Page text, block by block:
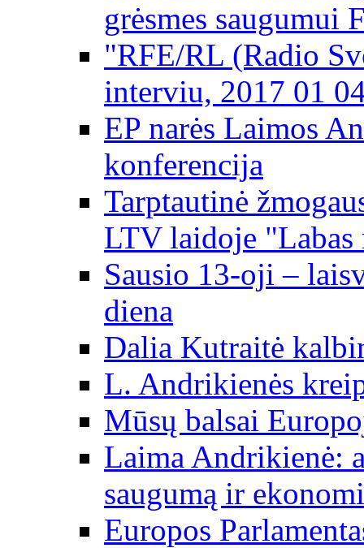
grėsmes saugumui
"RFE/RL (Radio
interviu, 2017 01
EP narės Laimos
konferencija
Tarptautinė
LTV laidoje
Sausio 13-oji –
diena
Dalia Kutraitė
L. Andrikienės
Mūsų balsai
Laima Andrikienė:
saugumą ir
Europos